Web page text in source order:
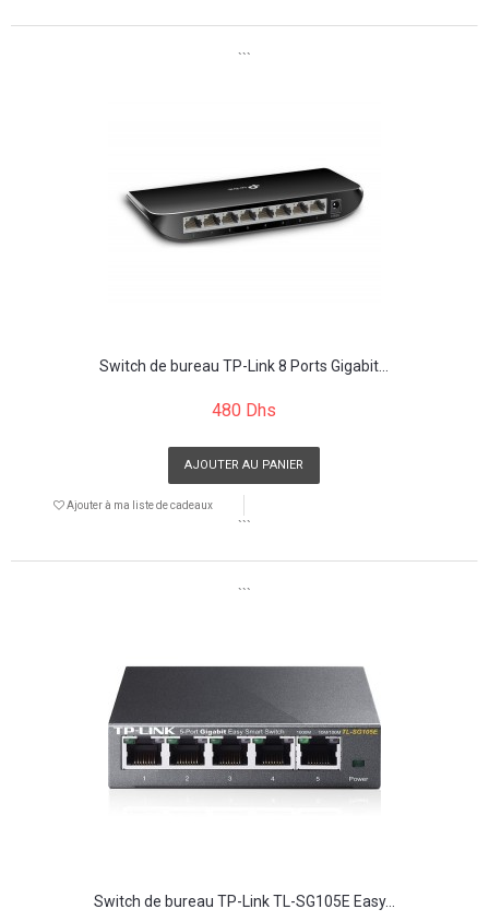
```
Switch de bureau TP-Link 8 Ports Gigabit...
480 Dhs
AJOUTER AU PANIER
Ajouter à ma liste de cadeaux
```
```
Switch de bureau TP-Link TL-SG105E Easy...